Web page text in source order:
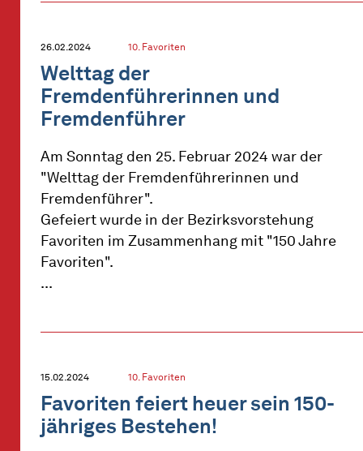
26.02.2024 10. Favoriten
Welttag der
Fremdenführerinnen und
Fremdenführer
Am Sonntag den 25. Februar 2024 war der
"Welttag der Fremdenführerinnen und
Fremdenführer".
Gefeiert wurde in der Bezirksvorstehung
Favoriten im Zusammenhang mit "150 Jahre
Favoriten".
...
15.02.2024 10. Favoriten
Favoriten feiert heuer sein 150-
jähriges Bestehen!